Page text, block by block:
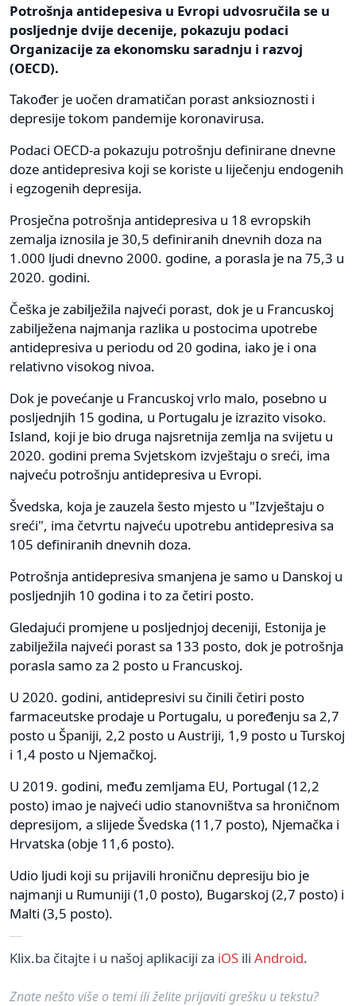
Potrošnja antidepesiva u Evropi udvosručila se u
posljednje dvije decenije, pokazuju podaci
Organizacije za ekonomsku saradnju i razvoj
(OECD).
Također je uočen dramatičan porast anksioznosti i
depresije tokom pandemije koronavirusa.
Podaci OECD-a pokazuju potrošnju definirane dnevne
doze antidepresiva koji se koriste u liječenju endogenih
i egzogenih depresija.
Prosječna potrošnja antidepresiva u 18 evropskih
zemalja iznosila je 30,5 definiranih dnevnih doza na
1.000 ljudi dnevno 2000. godine, a porasla je na 75,3 u
2020. godini.
Češka je zabilježila najveći porast, dok je u Francuskoj
zabilježena najmanja razlika u postocima upotrebe
antidepresiva u periodu od 20 godina, iako je i ona
relativno visokog nivoa.
Dok je povećanje u Francuskoj vrlo malo, posebno u
posljednjih 15 godina, u Portugalu je izrazito visoko.
Island, koji je bio druga najsretnija zemlja na svijetu u
2020. godini prema Svjetskom izvještaju o sreći, ima
najveću potrošnju antidepresiva u Evropi.
Švedska, koja je zauzela šesto mjesto u "Izvještaju o
sreći", ima četvrtu najveću upotrebu antidepresiva sa
105 definiranih dnevnih doza.
Potrošnja antidepresiva smanjena je samo u Danskoj u
posljednjih 10 godina i to za četiri posto.
Gledajući promjene u posljednjoj deceniji, Estonija je
zabilježila najveći porast sa 133 posto, dok je potrošnja
porasla samo za 2 posto u Francuskoj.
U 2020. godini, antidepresivi su činili četiri posto
farmaceutske prodaje u Portugalu, u poređenju sa 2,7
posto u Španiji, 2,2 posto u Austriji, 1,9 posto u Turskoj
i 1,4 posto u Njemačkoj.
U 2019. godini, među zemljama EU, Portugal (12,2
posto) imao je najveći udio stanovništva sa hroničnom
depresijom, a slijede Švedska (11,7 posto), Njemačka i
Hrvatska (obje 11,6 posto).
Udio ljudi koji su prijavili hroničnu depresiju bio je
najmanji u Rumuniji (1,0 posto), Bugarskoj (2,7 posto) i
Malti (3,5 posto).
Klix.ba čitajte i u našoj aplikaciji za iOS ili Android.
Znate nešto više o temi ili želite prijaviti grešku u tekstu?